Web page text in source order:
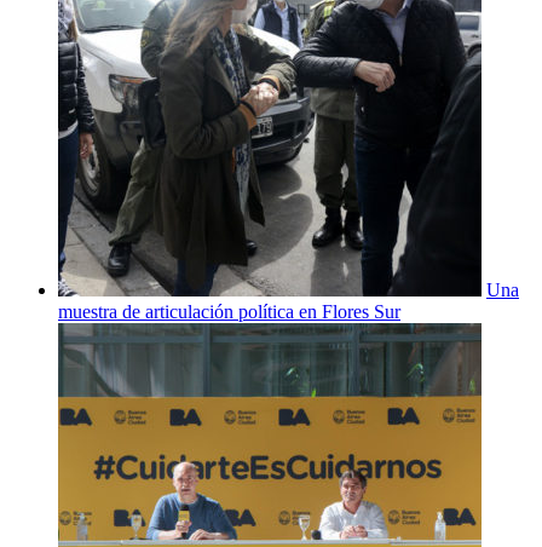
Una
muestra de articulación política en Flores Sur